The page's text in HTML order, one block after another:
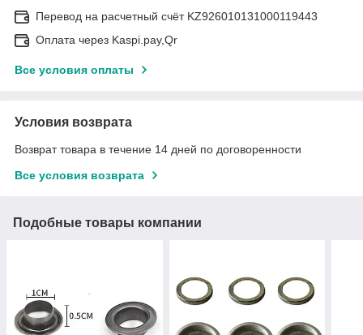
Перевод на расчетный счёт KZ926010131000119443
Оплата через Kaspi.pay,Qr
Все условия оплаты
Условия возврата
Возврат товара в течение 14 дней по договоренности
Все условия возврата
Подобные товары компании